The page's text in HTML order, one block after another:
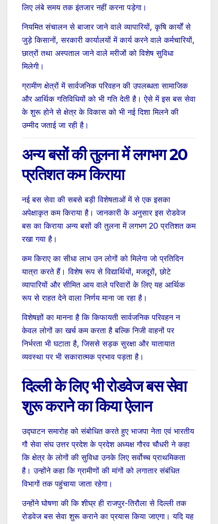
लिए लंबे समय तक इंतजार नहीं करना पड़ेगा।
नियमित संचालन से बाजार जाने वाले व्यापारियों, कृषि कार्यों से
जुड़े किसानों, सरकारी कार्यालयों में कार्य करने वाले कर्मचारियों,
छात्रों तथा अस्पताल जाने वाले मरीजों को विशेष सुविधा
मिलेगी।
ग्रामीण क्षेत्रों में सार्वजनिक परिवहन की उपलब्धता सामाजिक
और आर्थिक गतिविधियों को भी गति देती है। ऐसे में इस बस सेवा
के शुरू होने से क्षेत्र के विकास को भी नई दिशा मिलने की
उम्मीद जताई जा रही है।
अन्य बसों की तुलना में लगभग 20
प्रतिशत कम किराया
नई बस सेवा की सबसे बड़ी विशेषताओं में से एक इसका
अपेक्षाकृत कम किराया है। जानकारी के अनुसार इस रोडवेज
बस का किराया अन्य बसों की तुलना में लगभग 20 प्रतिशत कम
रखा गया है।
कम किराए का सीधा लाभ उन लोगों को मिलेगा जो प्रतिदिन
यात्रा करते हैं। विशेष रूप से विद्यार्थियों, मजदूरों, छोटे
व्यापारियों और सीमित आय वाले परिवारों के लिए यह आर्थिक
रूप से राहत देने वाला निर्णय माना जा रहा है।
विशेषज्ञों का मानना है कि किफायती सार्वजनिक परिवहन न
केवल लोगों का खर्च कम करता है बल्कि निजी वाहनों पर
निर्भरता भी घटाता है, जिससे सड़क सुरक्षा और यातायात
व्यवस्था पर भी सकारात्मक प्रभाव पड़ता है।
दिल्ली के लिए भी रोडवेज बस सेवा
शुरू कराने का किया ऐलान
उद्घाटन समारोह को संबोधित करते हुए भाजपा नेता एवं भारतीय
गौ सेवा संघ उत्तर प्रदेश के प्रदेश अध्यक्ष गौरव चौधरी ने कहा
कि क्षेत्र के लोगों की सुविधा उनके लिए सर्वोच्च प्राथमिकता
है। उन्होंने कहा कि ग्रामीणों की मांगों को लगातार संबंधित
विभागों तक पहुंचाया जाता रहेगा।
उन्होंने घोषणा की कि शीघ्र ही राजपुर-तिरौला से दिल्ली तक
रोडवेज बस सेवा शुरू कराने का प्रयास किया जाएगा। यदि यह